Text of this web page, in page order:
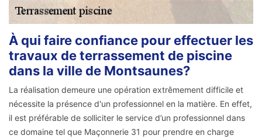
À qui faire confiance pour effectuer les
travaux de terrassement de piscine
dans la ville de Montsaunes?
La réalisation demeure une opération extrêmement difficile et
nécessite la présence d'un professionnel en la matière. En effet,
il est préférable de solliciter le service d’un professionnel dans
ce domaine tel que Maçonnerie 31 pour prendre en charge